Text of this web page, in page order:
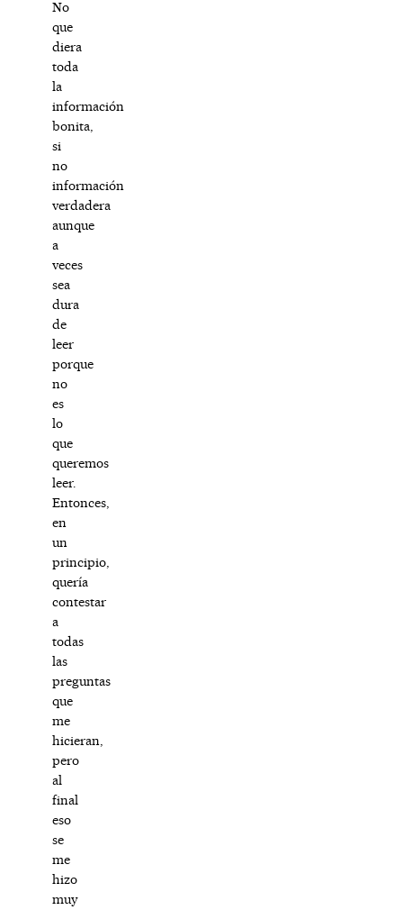
No
que
diera
toda
la
información
bonita,
si
no
información
verdadera
aunque
a
veces
sea
dura
de
leer
porque
no
es
lo
que
queremos
leer.
Entonces,
en
un
principio,
quería
contestar
a
todas
las
preguntas
que
me
hicieran,
pero
al
final
eso
se
me
hizo
muy